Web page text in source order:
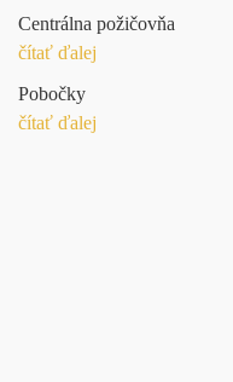
Centrálna požičovňa
čítať ďalej
Pobočky
čítať ďalej